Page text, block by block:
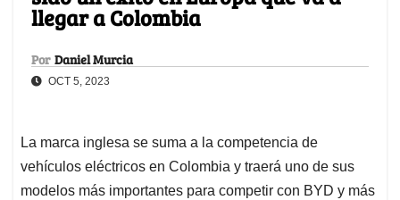
llegar a Colombia
Por Daniel Murcia
OCT 5, 2023
La marca inglesa se suma a la competencia de
vehículos eléctricos en Colombia y traerá uno de sus
modelos más importantes para competir con BYD y más